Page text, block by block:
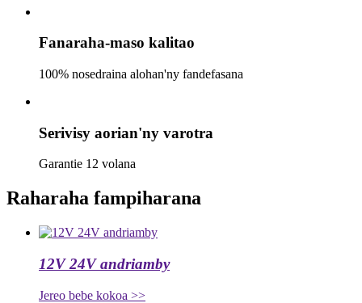
Fanaraha-maso kalitao
100% nosedraina alohan'ny fandefasana
Serivisy aorian'ny varotra
Garantie 12 volana
Raharaha fampiharana
12V 24V andriamby
Jereo bebe kokoa >>